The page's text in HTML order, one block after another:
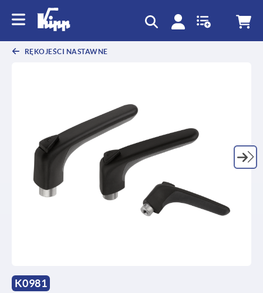
RĘKOJEŚCI NASTAWNE
K0981